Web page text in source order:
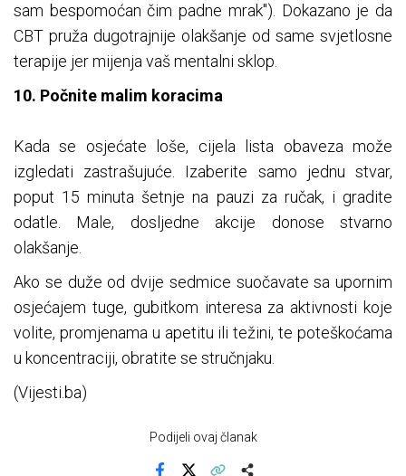
sam bespomoćan čim padne mrak"). Dokazano je da
CBT pruža dugotrajnije olakšanje od same svjetlosne
terapije jer mijenja vaš mentalni sklop.
10. Počnite malim koracima
Kada se osjećate loše, cijela lista obaveza može
izgledati zastrašujuće. Izaberite samo jednu stvar,
poput 15 minuta šetnje na pauzi za ručak, i gradite
odatle. Male, dosljedne akcije donose stvarno
olakšanje.
Ako se duže od dvije sedmice suočavate sa upornim
osjećajem tuge, gubitkom interesa za aktivnosti koje
volite, promjenama u apetitu ili težini, te poteškoćama
u koncentraciji, obratite se stručnjaku.
(Vijesti.ba)
Podijeli ovaj članak